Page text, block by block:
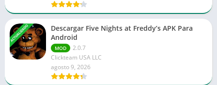
ACTUALIZADO
Descargar Five Nights at Freddy’s APK Para
Android
MOD
2.0.7
Clickteam USA LLC
agosto 9, 2026